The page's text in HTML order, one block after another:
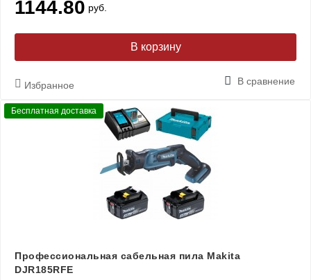
1144.80 руб.
В корзину
Избранное В сравнение
Бесплатная доставка
Профессиональная сабельная пила Makita
DJR185RFE